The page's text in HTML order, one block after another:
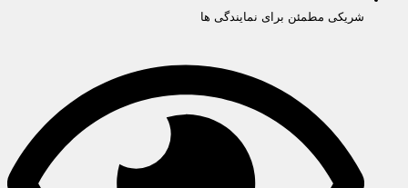
شریکی مطمئن برای نمایندگی ها